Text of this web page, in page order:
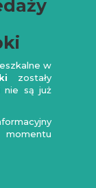
w
zostały
nie są już